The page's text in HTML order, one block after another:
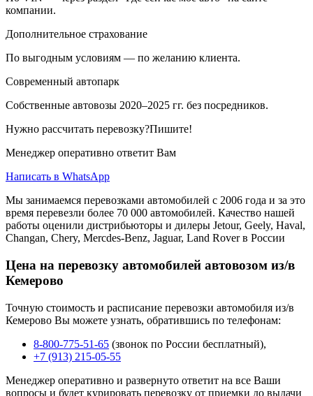
компании.
Дополнительное страхование
По выгодным условиям — по желанию клиента.
Современный автопарк
Собственные автовозы 2020–2025 гг. без посредников.
Нужно рассчитать перевозку?Пишите!
Менеджер оперативно ответит Вам
Написать в WhatsApp
Мы занимаемся перевозками автомобилей с 2006 года и за это
время перевезли более 70 000 автомобилей. Качество нашей
работы оценили дистрибьюторы и дилеры Jetour, Geely, Haval,
Changan, Chery, Mercdes-Benz, Jaguar, Land Rover в России
Цена на перевозку автомобилей автовозом из/в
Кемерово
Точную стоимость и расписание перевозки автомобиля из/в
Кемерово Вы можете узнать, обратившись по телефонам:
8-800-775-51-65 (звонок по России бесплатный),
+7 (913) 215-05-55
Менеджер оперативно и развернуто ответит на все Ваши
вопросы и будет курировать перевозку от приемки до выдачи